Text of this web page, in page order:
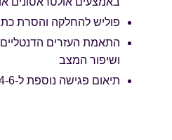
פוליש להחלקה והסרת
התאמת העזרים
ושיפור המצב
תיאום פגישה נוספת ל-4-6 חודשים לאחר מכן